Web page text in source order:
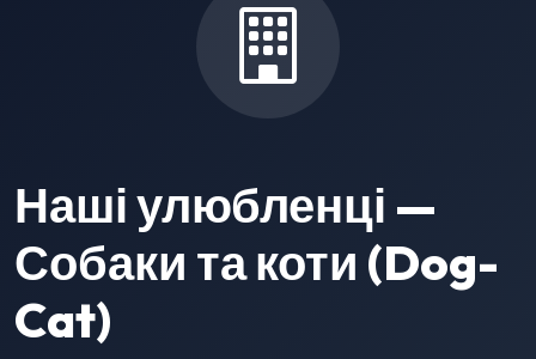
Наші улюбленці —
Собаки та коти (Dog-
Cat)